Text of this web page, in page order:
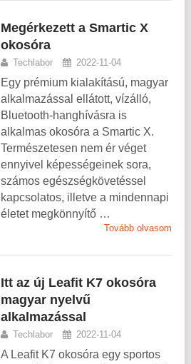
Megérkezett a Smartic X
okosóra
Techlabor 2022-11-04
Egy prémium kialakítású, magyar
alkalmazással ellátott, vízálló,
Bluetooth-hanghívásra is
alkalmas okosóra a Smartic X.
Természetesen nem ér véget
ennyivel képességeinek sora,
számos egészségkövetéssel
kapcsolatos, illetve a mindennapi
életet megkönnyítő …
Tovább olvasom
Itt az új Leafit K7 okosóra
magyar nyelvű
alkalmazással
Techlabor 2022-11-04
A Leafit K7 okosóra egy sportos